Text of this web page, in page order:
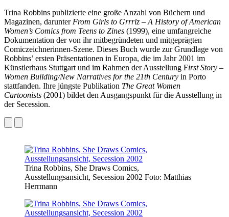
Trina Robbins publizierte eine große Anzahl von Büchern und
Magazinen, darunter From Girls to Grrrlz – A History of American
Women’s Comics from Teens to Zines (1999), eine umfangreiche
Dokumentation der von ihr mitbegründeten und mitgeprägten
Comiczeichnerinnen-Szene. Dieses Buch wurde zur Grundlage von
Robbins’ ersten Präsentationen in Europa, die im Jahr 2001 im
Künstlerhaus Stuttgart und im Rahmen der Ausstellung First Story –
Women Building/New Narratives for the 21th Century in Porto
stattfanden. Ihre jüngste Publikation The Great Women
Cartoonists (2001) bildet den Ausgangspunkt für die Ausstellung in
der Secession.
Trina Robbins, She Draws Comics,
Ausstellungsansicht, Secession 2002 Foto: Matthias
Herrmann